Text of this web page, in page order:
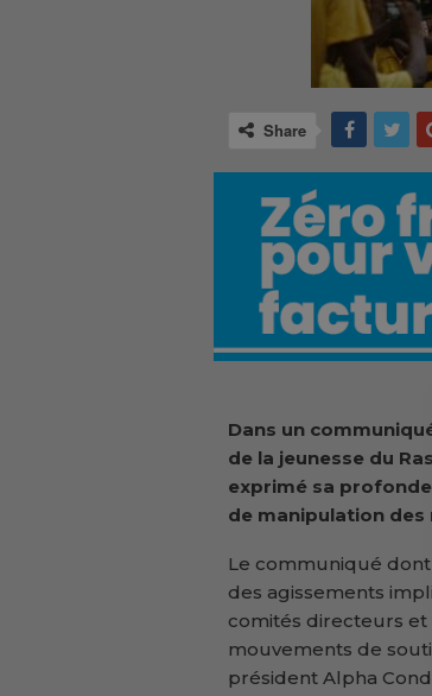
Share
Dans un
de la jeunesse du
exprimé sa profonde
de manipulation des
Le communiqué
des agissements
comités directeurs et
mouvements de
président Alpha